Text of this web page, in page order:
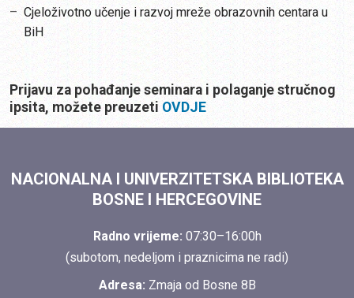
Cjeloživotno učenje i razvoj mreže obrazovnih centara u
BiH
Prijavu za pohađanje seminara i polaganje stručnog
ipsita, možete preuzeti OVDJE
NACIONALNA I UNIVERZITETSKA BIBLIOTEKA
BOSNE I HERCEGOVINE
Radno vrijeme: 07:30–16:00h
(subotom, nedeljom i praznicima ne radi)
Adresa: Zmaja od Bosne 8B